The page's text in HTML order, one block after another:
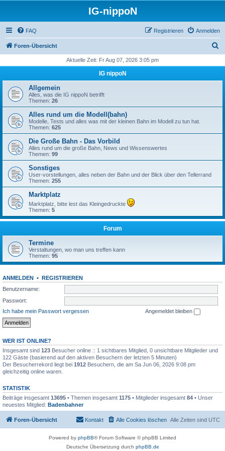
IG-nippoN
FAQ Anmelden
Registrieren
Foren-Übersicht
h
Aktuelle Zeit: Fr Aug 07, 2026 3:05 pm
IG nippoN
Allgemein
Alles, was die IG nippoN betrifft
Themen: 26
Alles rund um die Modell(bahn)
Modelle, Tests und alles was mit der kleinen Bahn im Modell zu tun hat.
Themen: 625
Die Große Bahn - Das Vorbild
Alles rund um die große Bahn, News und Wissenswertes
Themen: 99
Sonstiges
User-vorstellungen, alles neben der Bahn und der Blick über den Tellerrand
Themen: 255
Marktplatz
Marktplatz, bitte lest das Kleingedruckte
Themen: 5
Forum
Termine
Verstaltungen, wo man uns treffen kann
Themen: 95
ANMELDEN • REGISTRIEREN
Benutzername:
Passwort:
Ich habe mein Passwort vergessen
Angemeldet bleiben
WER IST ONLINE?
Insgesamt sind 123 Besucher online :: 1 sichtbares Mitglied, 0 unsichtbare Mitglieder und
122 Gäste (basierend auf den aktiven Besuchern der letzten 5 Minuten)
Der Besucherrekord liegt bei 1912 Besuchern, die am Sa Jun 06, 2026 9:08 pm
gleichzeitig online waren.
STATISTIK
Beiträge insgesamt 13695 • Themen insgesamt 1175 • Mitglieder insgesamt 84 • Unser
neuestes Mitglied: Badenbahner
Foren-Übersicht Alle Zeiten sind UTC
Alle Cookies löschen
Kontakt
Powered by phpBB® Forum Software © phpBB Limited
Deutsche Übersetzung durch phpBB.de